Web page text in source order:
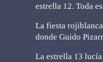
estrella 12. Toda
La fiesta
donde Guido
La estrella 13